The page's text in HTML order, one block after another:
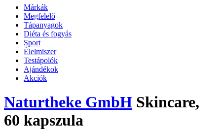
Márkák
Megfelelő
Tápanyagok
Diéta és fogyás
Sport
Élelmiszer
Testápolók
Ajándékok
Akciók
Naturtheke GmbH Skincare,
60 kapszula